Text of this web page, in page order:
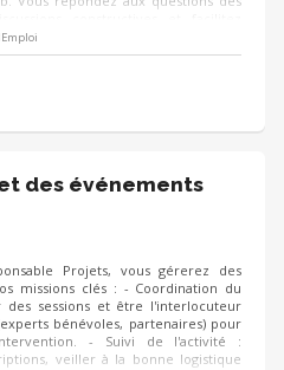
et Qualité : Suivre le niveau
club, analyser les retours via des
Emploi
des événements
Projets, vous gérerez des
missions clés : - Coordination du
sessions et être l'interlocuteur
bénévoles, partenaires) pour
- Suivi de l'activité :
veiller à la bonne logistique